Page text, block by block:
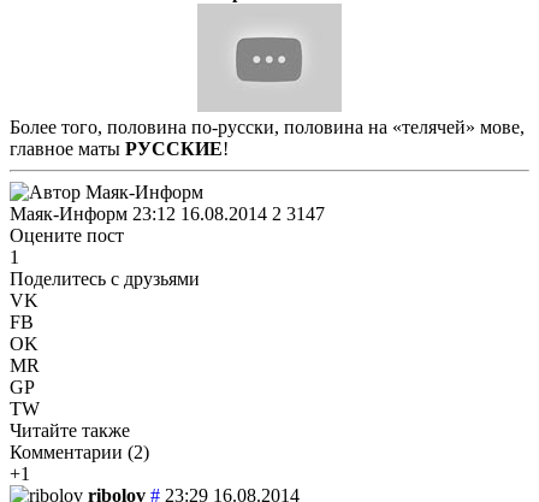
Более того, половина по-русски, половина на «телячей» мове,
главное маты РУССКИЕ!
Маяк-Информ 23:12 16.08.2014 2 3147
Оцените пост
1
Поделитесь с друзьями
VK
FB
OK
MR
GP
TW
Читайте также
Комментарии (2)
+1
ribolov # 23:29 16.08.2014